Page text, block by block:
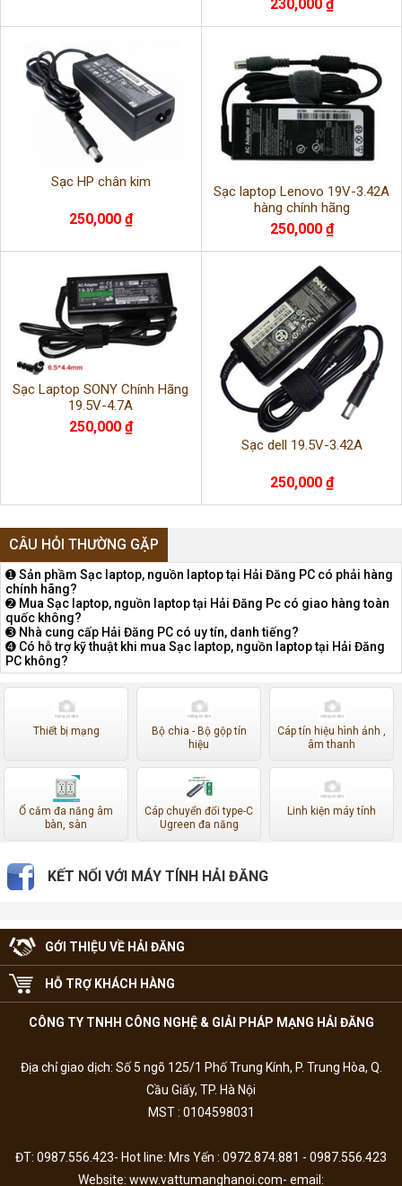
230,000 ₫
Sạc HP chân kim
250,000 ₫
Sạc laptop Lenovo 19V-3.42A
hàng chính hãng
250,000 ₫
Sạc Laptop SONY Chính Hãng
19.5V-4.7A
250,000 ₫
Sạc dell 19.5V-3.42A
250,000 ₫
CÂU HỎI THƯỜNG GẶP
➊ Sản phầm Sạc laptop, nguồn laptop tại Hải Đăng PC có phải hàng
chính hãng?
➋ Mua Sạc laptop, nguồn laptop tại Hải Đăng Pc có giao hàng toàn
quốc không?
➌ Nhà cung cấp Hải Đăng PC có uy tín, danh tiếng?
➍ Có hỗ trợ kỹ thuật khi mua Sạc laptop, nguồn laptop tại Hải Đăng
PC không?
Thiết bị mạng
Bộ chia - Bộ gộp tín
hiệu
Cáp tín hiệu hình ảnh ,
âm thanh
Ổ cắm đa năng âm
bàn, sàn
Cáp chuyển đổi type-C
Ugreen đa năng
Linh kiện máy tính
KẾT NỐI VỚI MÁY TÍNH HẢI ĐĂNG
GỚI THIỆU VỀ HẢI ĐĂNG
HỖ TRỢ KHÁCH HÀNG
CÔNG TY TNHH CÔNG NGHỆ & GIẢI PHÁP MẠNG HẢI ĐĂNG
Địa chỉ giao dịch: Số 5 ngõ 125/1 Phố Trung Kính, P. Trung Hòa, Q.
Cầu Giấy, TP. Hà Nội
MST : 0104598031
ĐT: 0987.556.423- Hot line: Mrs Yến : 0972.874.881 - 0987.556.423
Website: www.vattumanghanoi.com- email: